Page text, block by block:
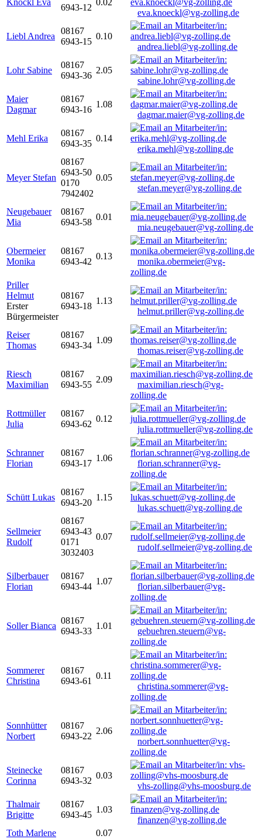
Knöckl Eva
6943-12
0.02
eva.knoeckl@vg-zolling.de
Liebl Andrea
08167
6943-15
0.10
andrea.liebl@vg-zolling.de
Lohr Sabine
08167
6943-36
2.05
sabine.lohr@vg-zolling.de
Maier
Dagmar
08167
6943-16
1.08
dagmar.maier@vg-zolling.de
Mehl Erika
08167
6943-35
0.14
erika.mehl@vg-zolling.de
Meyer Stefan
08167
6943-50
0170
7942402
0.05
stefan.meyer@vg-zolling.de
Neugebauer
Mia
08167
6943-58
0.01
mia.neugebauer@vg-zolling.de
Obermeier
Monika
08167
6943-42
0.13
monika.obermeier@vg-
zolling.de
Priller
Helmut
Erster
Bürgermeister
08167
6943-18
1.13
helmut.priller@vg-zolling.de
Reiser
Thomas
08167
6943-34
1.09
thomas.reiser@vg-zolling.de
Riesch
Maximilian
08167
6943-55
2.09
maximilian.riesch@vg-
zolling.de
Rottmüller
Julia
08167
6943-62
0.12
julia.rottmueller@vg-zolling.de
Schranner
Florian
08167
6943-17
1.06
florian.schranner@vg-
zolling.de
Schütt Lukas
08167
6943-20
1.15
lukas.schuett@vg-zolling.de
Sellmeier
Rudolf
08167
6943-43
0171
3032403
0.07
rudolf.sellmeier@vg-zolling.de
Silberbauer
Florian
08167
6943-44
1.07
florian.silberbauer@vg-
zolling.de
Soller Bianca
08167
6943-33
1.01
gebuehren.steuern@vg-
zolling.de
Sommerer
Christina
08167
6943-61
0.11
christina.sommerer@vg-
zolling.de
Sonnhütter
Norbert
08167
6943-22
2.06
norbert.sonnhuetter@vg-
zolling.de
Steinecke
Corinna
08167
6943-32
0.03
vhs-zolling@vhs-moosburg.de
Thalmair
Brigitte
08167
6943-45
1.03
finanzen@vg-zolling.de
Toth Marlene
0.07